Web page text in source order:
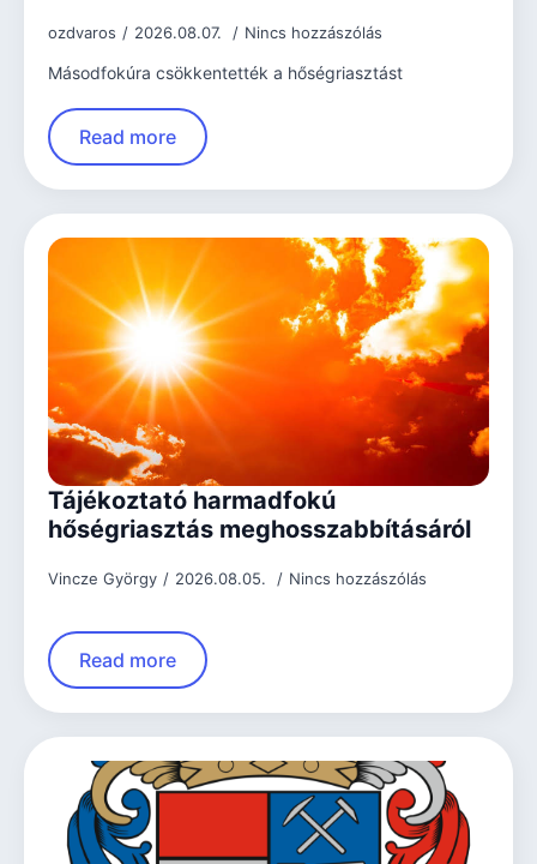
ozdvaros 2026.08.07. Nincs hozzászólás
Másodfokúra csökkentették a hőségriasztást
Read more
Tájékoztató harmadfokú
hőségriasztás meghosszabbításáról
Vincze György 2026.08.05. Nincs hozzászólás
Read more